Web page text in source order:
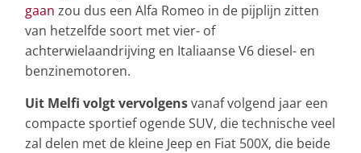
gaan zou dus een Alfa Romeo in de pijplijn zitten
van hetzelfde soort met vier- of
achterwielaandrijving en Italiaanse V6 diesel- en
benzinemotoren.
Uit Melfi volgt vervolgensvanaf volgend jaar een
compacte sportief ogende SUV, die technische veel
zal delen met de kleine Jeep en Fiat 500X, die beide